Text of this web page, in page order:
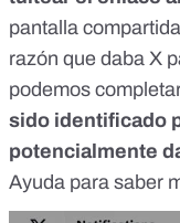
pantalla
razón que daba X
podemos
sido identificado
potencialmente
Ayuda para saber